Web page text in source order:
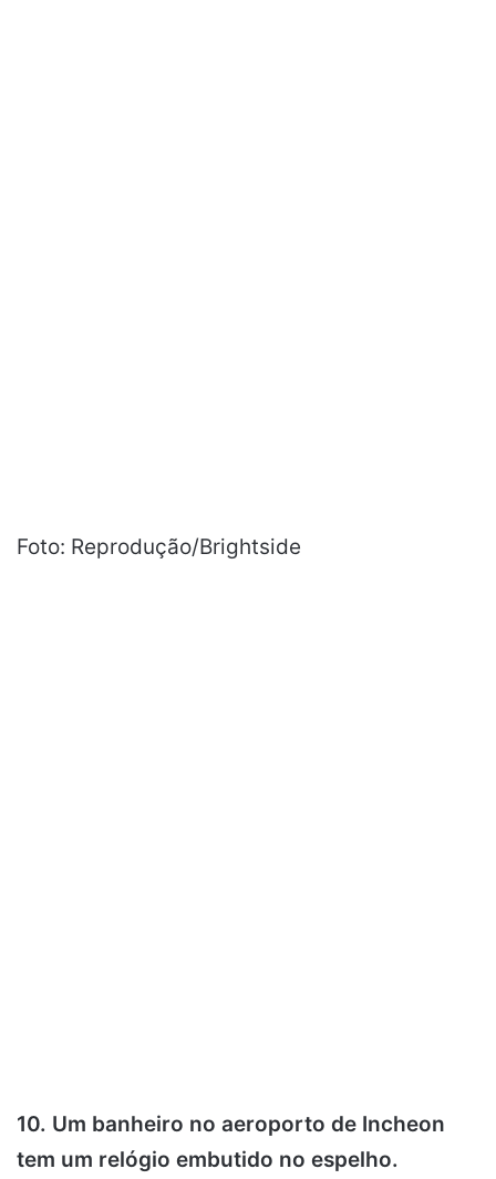
Foto: Reprodução/Brightside
10. Um banheiro no aeroporto de Incheon
tem um relógio embutido no espelho.